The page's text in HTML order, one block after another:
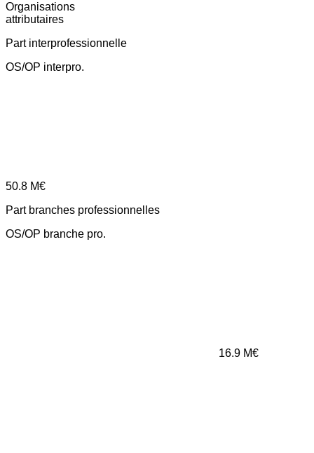
Organisations
attributaires
Part interprofessionnelle
OS/OP interpro.
50.8 M€
Part branches professionnelles
OS/OP branche pro.
16.9 M€